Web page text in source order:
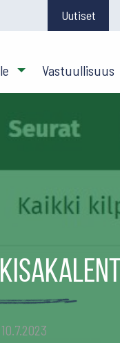
Uutiset
Vastuullisuus
10.7.2023